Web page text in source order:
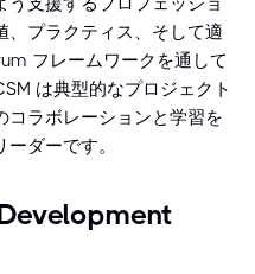
プラクティス、そして適
フレームワークを通して
は典型的なプロジェクト
コラボレーションと学習を
ダーです。